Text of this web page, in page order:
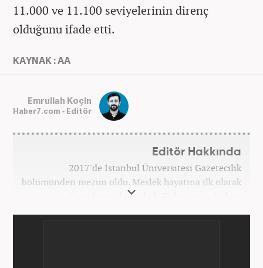
11.000 ve 11.100 seviyelerinin direnç
olduğunu ifade etti.
KAYNAK : AA
Emrullah Koçin
Haber7.com - Editör
Editör Hakkında
2017'de İstanbul Üniversitesi Gazetecilik
bölümünden mezun oldu. Meslek hayatına ilk olarak
Genç Dergi'de başladı. Daha sonra Sadece